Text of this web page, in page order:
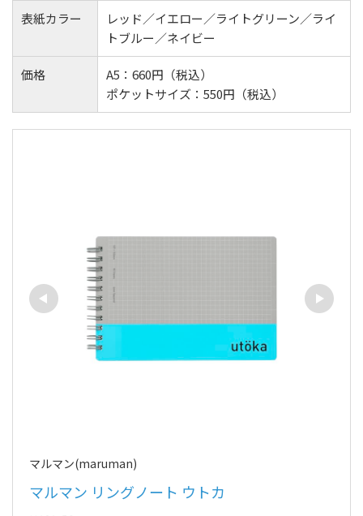
表紙カラー
レッド／イエロー／ライトグリーン／ライ
トブルー／ネイビー
価格
A5：660円（税込）
ポケットサイズ：550円（税込）
マルマン(maruman)
マルマン リングノート ウトカ